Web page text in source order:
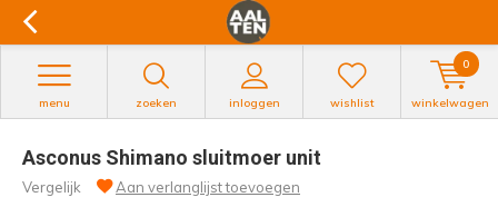
zoeken inloggen
menu wishlist winkelwagen
0
Asconus Shimano sluitmoer unit
Vergelijk Aan verlanglijst toevoegen